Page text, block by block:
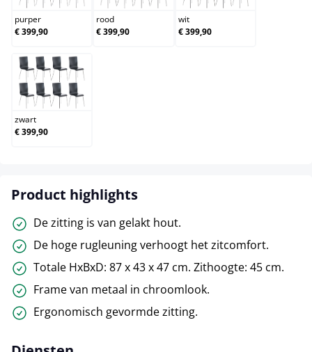
purper
€ 399,90
rood
€ 399,90
wit
€ 399,90
zwart
zwart
€ 399,90
Product highlights
De zitting is van gelakt hout.
De hoge rugleuning verhoogt het zitcomfort.
Totale HxBxD: 87 x 43 x 47 cm. Zithoogte: 45 cm.
Frame van metaal in chroomlook.
Ergonomisch gevormde zitting.